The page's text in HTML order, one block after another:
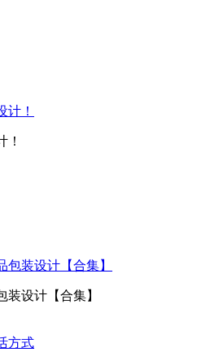
！
设计【合集】